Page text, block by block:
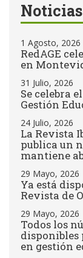
Noticias
1 Agosto, 2026
RedAGE
en
31 Julio, 2026
Se celebra
Gestión
24 Julio, 2026
La Revista
publica un
mantiene
29 Mayo, 2026
Ya está
Revista de
29 Mayo, 2026
Todos los
disponibles
en gestión